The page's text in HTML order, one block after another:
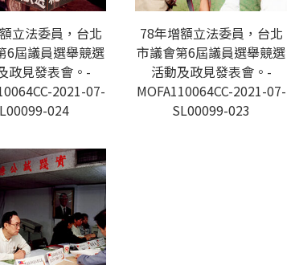
立法委員，台北
6屆議員選舉競選
政見發表會。-
2021-07-
024
78年增額立法委員，台北
市議會第6屆議員選舉競選
活動及政見發表會。-
MOFA110064CC-2021-07-
SL00099-023